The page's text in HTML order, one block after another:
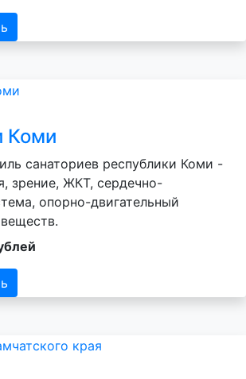
Коми
санаториев республики Коми -
зрение, ЖКТ, сердечно-
опорно-двигательный